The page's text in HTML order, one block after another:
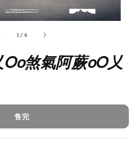
1 / 6
煞氣阿蕨oO乂
售完